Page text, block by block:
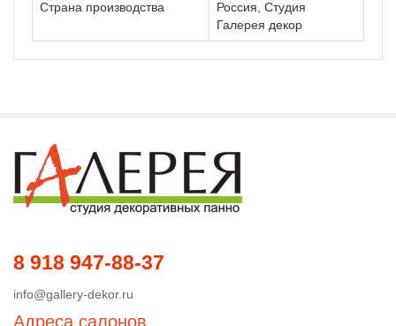
Страна производства
Россия, Студия
Галерея декор
8 918 947-88-37
info@gallery-dekor.ru
Адреса салонов